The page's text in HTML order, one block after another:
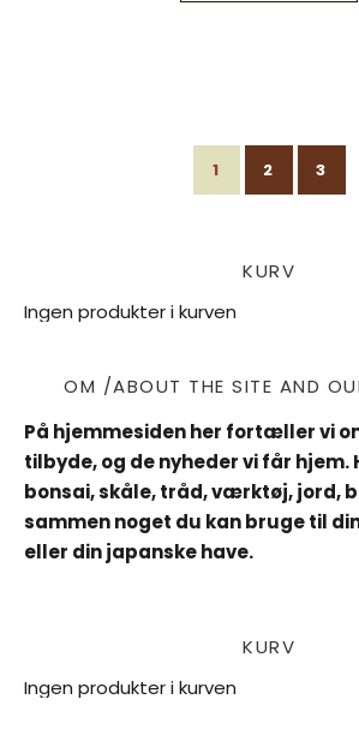
1 2 3
KURV
Ingen produkter i kurven
OM /ABOUT THE SITE AND
På hjemmesiden her fortæller vi
tilbyde, og de nyheder vi får hjem.
bonsai, skåle, tråd, værktøj, jord,
sammen noget du kan bruge til
eller din japanske have.
KURV
Ingen produkter i kurven